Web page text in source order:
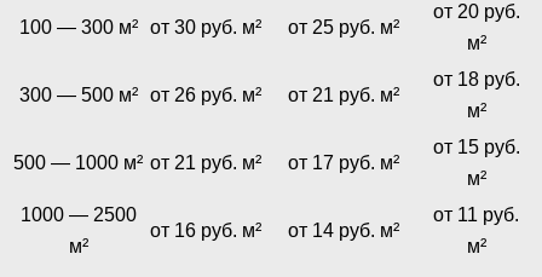
100 — 300 м² от 30 руб. м² от 25 руб. м²
от 20 руб.
м²
300 — 500 м² от 26 руб. м² от 21 руб. м²
от 18 руб.
м²
500 — 1000 м² от 21 руб. м² от 17 руб. м²
от 15 руб.
м²
1000 — 2500
м²
от 16 руб. м² от 14 руб. м²
от 11 руб.
м²